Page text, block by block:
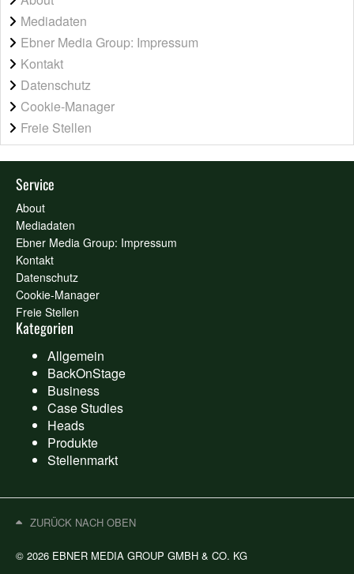
Mediadaten
Ebner Media Group: Impressum
Kontakt
Datenschutz
Cookie-Manager
Freie Stellen
Service
About
Mediadaten
Ebner Media Group: Impressum
Kontakt
Datenschutz
Cookie-Manager
Freie Stellen
Kategorien
Allgemein
BackOnStage
Business
Case Studies
Heads
Produkte
Stellenmarkt
© 2026 EBNER MEDIA GROUP GMBH & CO. KG
ZURÜCK NACH OBEN